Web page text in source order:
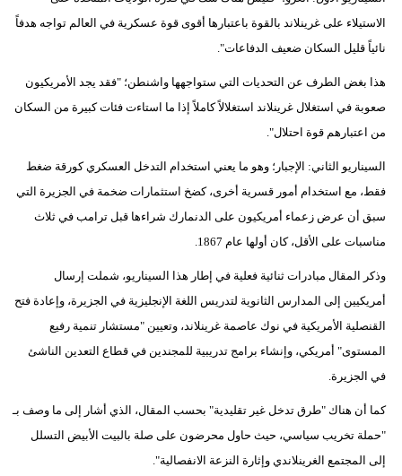
الاستيلاء على غرينلاند بالقوة باعتبارها أقوى قوة عسكرية في العالم تواجه هدفاً
نائياً قليل السكان ضعيف الدفاعات".
هذا بغض الطرف عن التحديات التي ستواجهها واشنطن؛ "فقد يجد الأمريكيون
صعوبة في استغلال غرينلاند استغلالاً كاملاً إذا ما استاءت فئات كبيرة من السكان
من اعتبارهم قوة احتلال".
السيناريو الثاني: الإجبار؛ وهو ما يعني استخدام التدخل العسكري كورقة ضغط
فقط، مع استخدام أمور قسرية أخرى، كضخ استثمارات ضخمة في الجزيرة التي
سبق أن عرض زعماء أمريكيون على الدنمارك شراءها قبل ترامب في ثلاث
مناسبات على الأقل، كان أولها عام 1867.
وذكر المقال مبادرات ثنائية فعلية في إطار هذا السيناريو، شملت إرسال
أمريكيين إلى المدارس الثانوية لتدريس اللغة الإنجليزية في الجزيرة، وإعادة فتح
القنصلية الأمريكية في نوك عاصمة غرينلاند، وتعيين "مستشار تنمية رفيع
المستوى" أمريكي، وإنشاء برامج تدريبية للمجندين في قطاع التعدين الناشئ
في الجزيرة.
كما أن هناك "طرق تدخل غير تقليدية" بحسب المقال، الذي أشار إلى ما وصف بـ
"حملة تخريب سياسي، حيث حاول محرضون على صلة بالبيت الأبيض التسلل
إلى المجتمع الغرينلاندي وإثارة النزعة الانفصالية".